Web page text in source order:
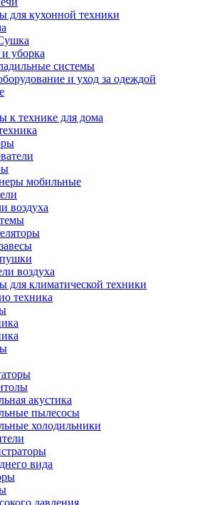
для кухонной техники
уборка
системы
и уход за одеждой
к технике для дома
мобильные
воздуха
воздуха
для климатической техники
техника
акустика
пылесосы
холодильники
вида
давления